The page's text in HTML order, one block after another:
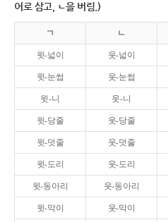
어로 삼고, ㄴ을 버림.)
ㄱ ㄴ
윗-넓이 웃-넓이
윗-눈썹 웃-눈썹
윗-니 웃-니
윗-당줄 웃-당줄
윗-덧줄 웃-덧줄
윗-도리 웃-도리
윗-동아리 웃-동아리
윗-막이 웃-막이